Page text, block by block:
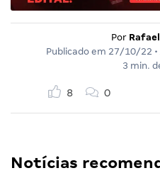
Por
Publicado em 27/10/22
3 min.
8 0
Notícias